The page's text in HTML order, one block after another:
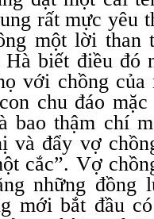
rất mực yêu
một lời than
biết điều đó
với chồng của
chu đáo
bao thậm chí
và đẩy vợ
cắc”. Vợ
những đồng
mới bắt đầu